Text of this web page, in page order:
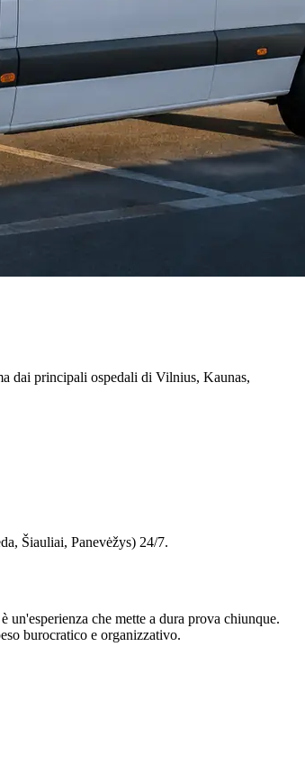
dai principali ospedali di Vilnius, Kaunas,
Šiauliai, Panevėžys) 24/7.
un'esperienza che mette a dura prova chiunque.
burocratico e organizzativo.